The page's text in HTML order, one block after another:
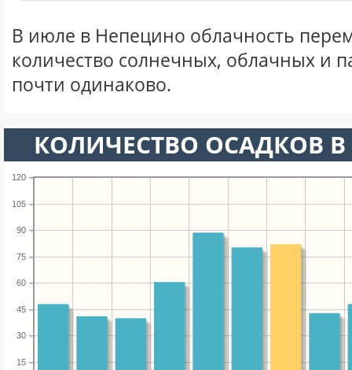
В июле в Непецино облачность
количество солнечных, облачных и
почти одинаково.
КОЛИЧЕСТВО ОСАДКОВ
15
30
45
60
75
90
105
120